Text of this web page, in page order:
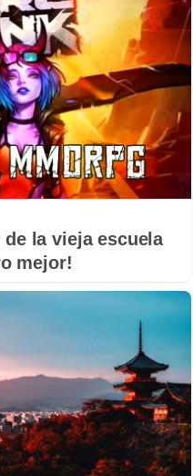
de la vieja escuela
mejor!